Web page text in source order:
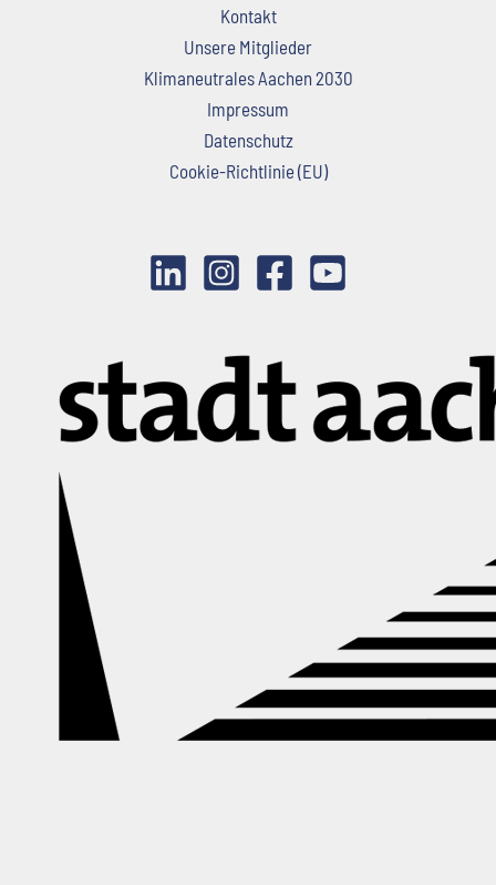
Kontakt
Unsere Mitglieder
Klimaneutrales Aachen 2030
Impressum
Datenschutz
Cookie-Richtlinie (EU)